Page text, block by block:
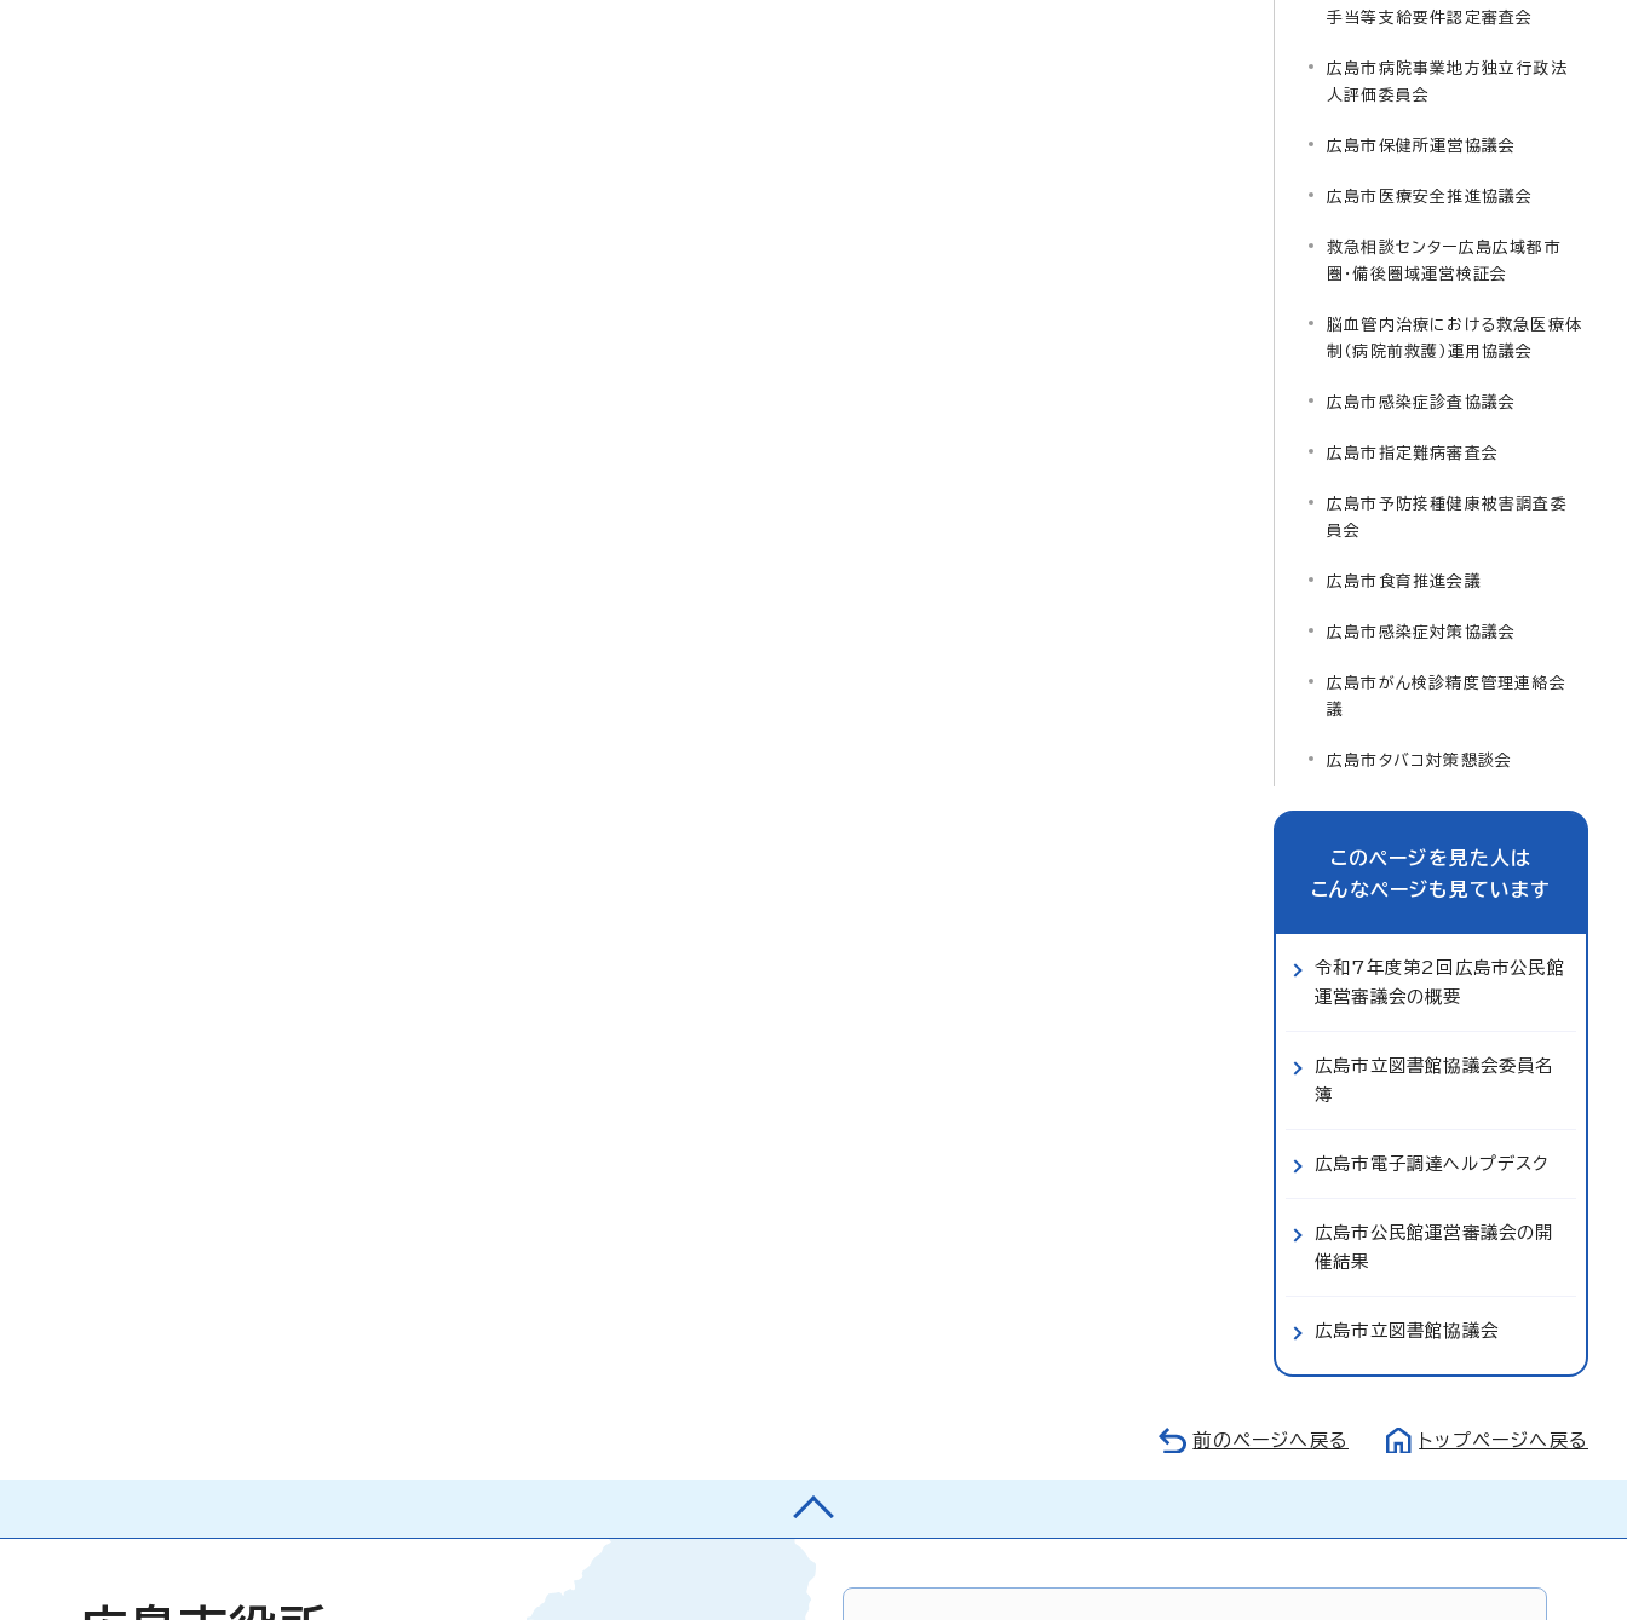
手当等支給要件認定審査会
広島市病院事業地方独立行政法
人評価委員会
広島市保健所運営協議会
広島市医療安全推進協議会
救急相談センター広島広域都市
圏・備後圏域運営検証会
脳血管内治療における救急医療体
制（病院前救護）運用協議会
広島市感染症診査協議会
広島市指定難病審査会
広島市予防接種健康被害調査委
員会
広島市食育推進会議
広島市感染症対策協議会
広島市がん検診精度管理連絡会
議
広島市タバコ対策懇談会
このページを見た人は
こんなページも見ています
令和7年度第2回広島市公民館
運営審議会の概要
広島市立図書館協議会委員名
簿
広島市電子調達ヘルプデスク
広島市公民館運営審議会の開
催結果
広島市立図書館協議会
前のページへ戻る トップページへ戻る